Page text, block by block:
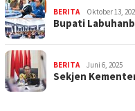
BERITA Oktober 13,
Bupati
BERITA Juni 6, 2025
Sekjen